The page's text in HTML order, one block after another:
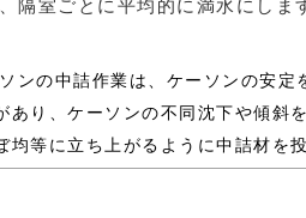
隔室ごとに平均的に満水にしま
ンの中詰作業は、ケーソンの安定
あり、ケーソンの不同沈下や傾斜
均等に立ち上がるように中詰材を投